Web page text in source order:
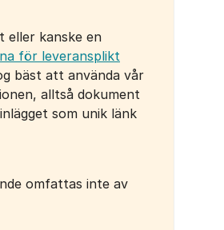
eller kanske en
för leveransplikt
bäst att använda vår
alltså dokument
som unik länk
omfattas inte av